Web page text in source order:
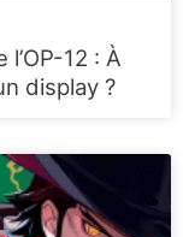
12 : À
display ?